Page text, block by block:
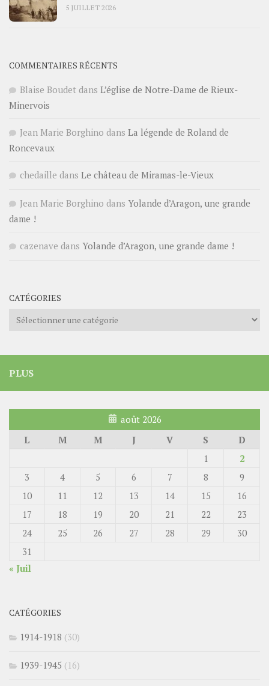
5 JUILLET 2026
COMMENTAIRES RÉCENTS
Blaise Boudet dans L’église de Notre-Dame de Rieux-
Minervois
Jean Marie Borghino dans La légende de Roland de
Roncevaux
chedaille dans Le château de Miramas-le-Vieux
Jean Marie Borghino dans Yolande d’Aragon, une grande
dame !
cazenave dans Yolande d’Aragon, une grande dame !
CATÉGORIES
Catégories
PLUS
août 2026
L
M M J V S
D
1
2
3
4 5 6 7 8
9
10
11 12 13 14 15
16
17
18 19 20 21 22
23
24
25 26 27 28 29
30
31
« Juil
CATÉGORIES
1914-1918 (30)
1939-1945 (16)